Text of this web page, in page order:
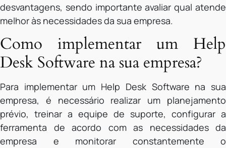
desvantagens, sendo importante avaliar qual atende
melhor às necessidades da sua empresa.
Como implementar um Help
Desk Software na sua empresa?
Para implementar um Help Desk Software na sua
empresa, é necessário realizar um planejamento
prévio, treinar a equipe de suporte, configurar a
ferramenta de acordo com as necessidades da
empresa e monitorar constantemente o